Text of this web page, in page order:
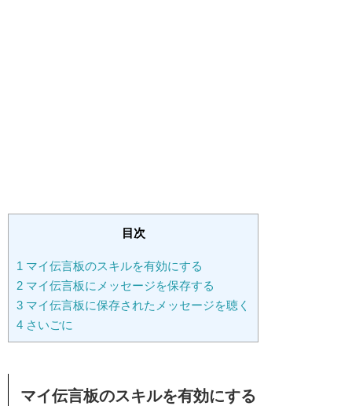
目次
1 マイ伝言板のスキルを有効にする
2 マイ伝言板にメッセージを保存する
3 マイ伝言板に保存されたメッセージを聴く
4 さいごに
マイ伝言板のスキルを有効にする